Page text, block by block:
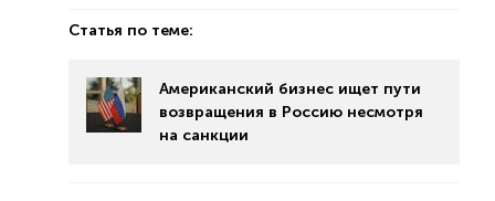
Статья по теме:
Американский бизнес ищет пути
возвращения в Россию несмотря
на санкции